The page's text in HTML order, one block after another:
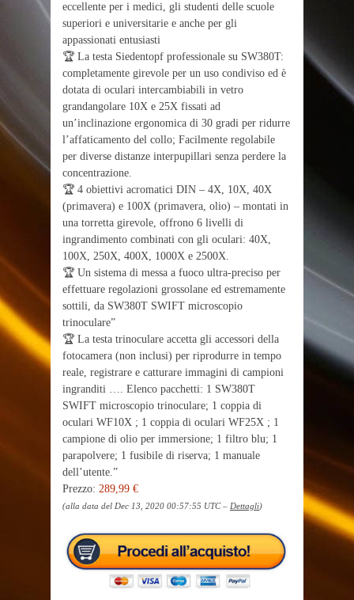
eccellente per i medici, gli studenti delle scuole
superiori e universitarie e anche per gli
appassionati entusiasti
🏆 La testa Siedentopf professionale su SW380T:
completamente girevole per un uso condiviso ed è
dotata di oculari intercambiabili in vetro
grandangolare 10X e 25X fissati ad
un’inclinazione ergonomica di 30 gradi per ridurre
l’affaticamento del collo; Facilmente regolabile
per diverse distanze interpupillari senza perdere la
concentrazione.
🏆 4 obiettivi acromatici DIN – 4X, 10X, 40X
(primavera) e 100X (primavera, olio) – montati in
una torretta girevole, offrono 6 livelli di
ingrandimento combinati con gli oculari: 40X,
100X, 250X, 400X, 1000X e 2500X.
🏆 Un sistema di messa a fuoco ultra-preciso per
effettuare regolazioni grossolane ed estremamente
sottili, da SW380T SWIFT microscopio
trinoculare”
🏆 La testa trinoculare accetta gli accessori della
fotocamera (non inclusi) per riprodurre in tempo
reale, registrare e catturare immagini di campioni
ingranditi …. Elenco pacchetti: 1 SW380T
SWIFT microscopio trinoculare; 1 coppia di
oculari WF10X ; 1 coppia di oculari WF25X ; 1
campione di olio per immersione; 1 filtro blu; 1
parapolvere; 1 fusibile di riserva; 1 manuale
dell’utente.”
Prezzo: 289,99 €
(alla data del Dec 13, 2020 00:57:55 UTC – Dettagli)